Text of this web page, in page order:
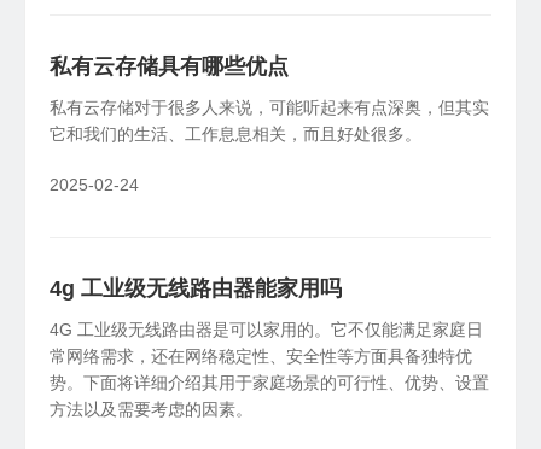
私有云存储具有哪些优点
私有云存储对于很多人来说，可能听起来有点深奥，但其实
它和我们的生活、工作息息相关，而且好处很多。
2025-02-24
4g 工业级无线路由器能家用吗
4G 工业级无线路由器是可以家用的。它不仅能满足家庭日
常网络需求，还在网络稳定性、安全性等方面具备独特优
势。下面将详细介绍其用于家庭场景的可行性、优势、设置
方法以及需要考虑的因素。